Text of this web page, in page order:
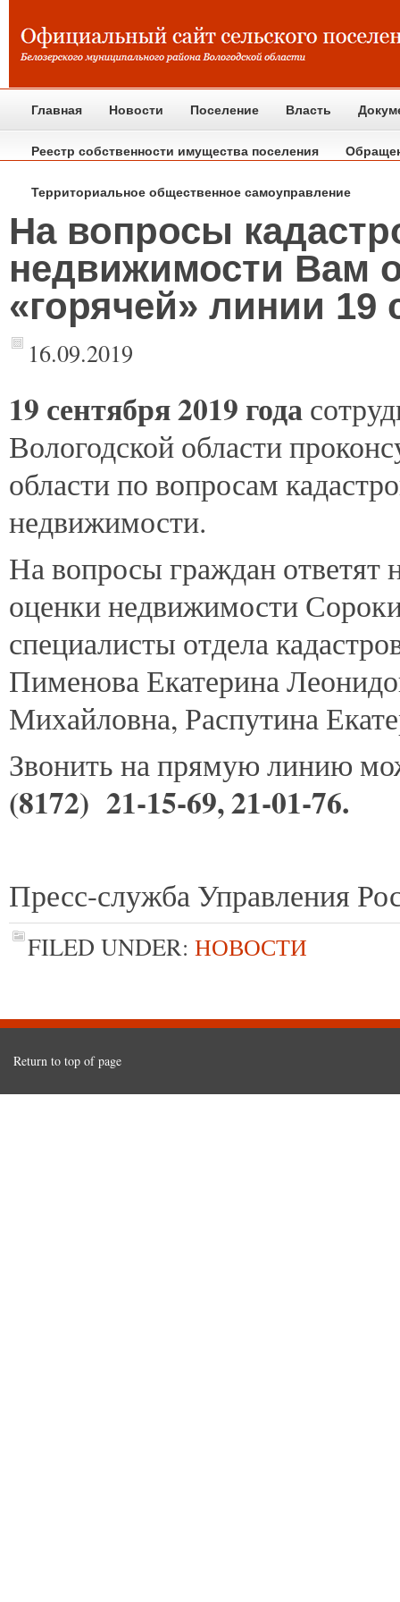
Главная Новости Поселение Власть
Реестр собственности имущества поселения
Территориальное общественное самоуправление
На вопросы
недвижимости Вам
«горячей» линии 19
16.09.2019
19 сентября 2019 года
Вологодской области
области по вопросам
недвижимости.
На вопросы граждан ответят
оценки недвижимости
специалисты отдела
Пименова Екатерина
Михайловна, Распутина
Звонить на прямую линию
(8172) 21-15-69, 21-01-76.
Пресс-служба Управления
FILED UNDER: НОВОСТИ
Return to top of page